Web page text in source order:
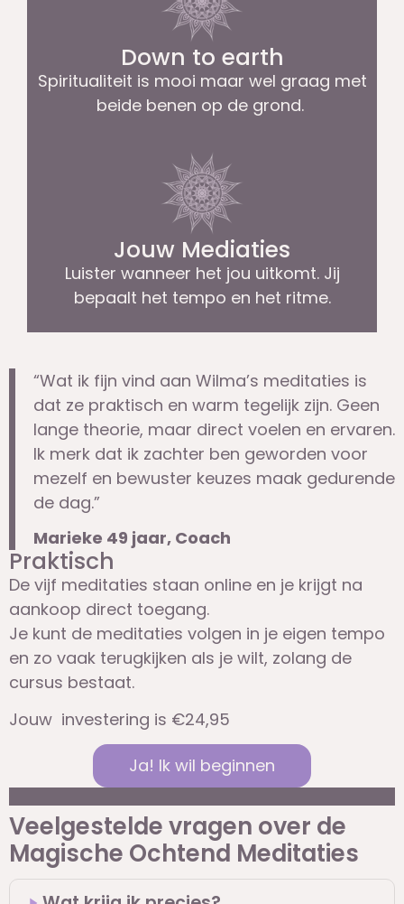
Down to earth
Spiritualiteit is mooi maar wel graag met
beide benen op de grond.
Jouw Mediaties
Luister wanneer het jou uitkomt. Jij
bepaalt het tempo en het ritme.
“Wat ik fijn vind aan Wilma’s meditaties is
dat ze praktisch en warm tegelijk zijn. Geen
lange theorie, maar direct voelen en ervaren.
Ik merk dat ik zachter ben geworden voor
mezelf en bewuster keuzes maak gedurende
de dag.”
Marieke 49 jaar, Coach
Praktisch
De vijf meditaties staan online en je krijgt na
aankoop direct toegang.
Je kunt de meditaties volgen in je eigen tempo
en zo vaak terugkijken als je wilt, zolang de
cursus bestaat.
Jouw investering is €24,95
Ja! Ik wil beginnen
Veelgestelde vragen over de
Magische Ochtend Meditaties